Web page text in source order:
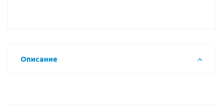
Описание